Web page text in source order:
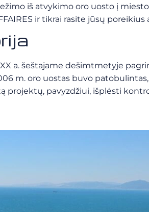
iš atvykimo oro uosto į
ir tikrai rasite jūsų
a. šeštajame dešimtmetyje
m. oro uostas buvo
pavyzdžiui, išplėsti